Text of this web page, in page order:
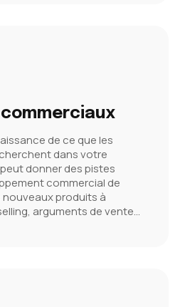
de ce que les
dans votre
donner des pistes
commercial de
produits à
arguments de vente...